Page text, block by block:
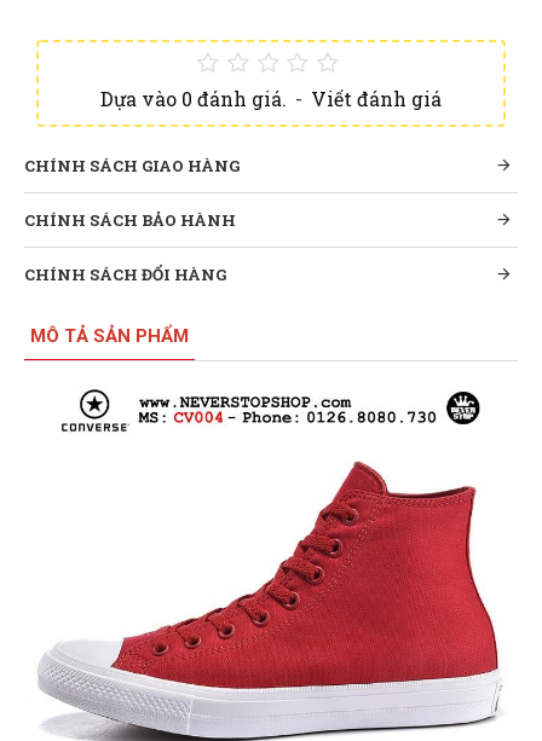
Dựa vào 0 đánh giá. - Viết đánh giá
CHÍNH SÁCH GIAO HÀNG
CHÍNH SÁCH BẢO HÀNH
CHÍNH SÁCH ĐỔI HÀNG
MÔ TẢ SẢN PHẨM